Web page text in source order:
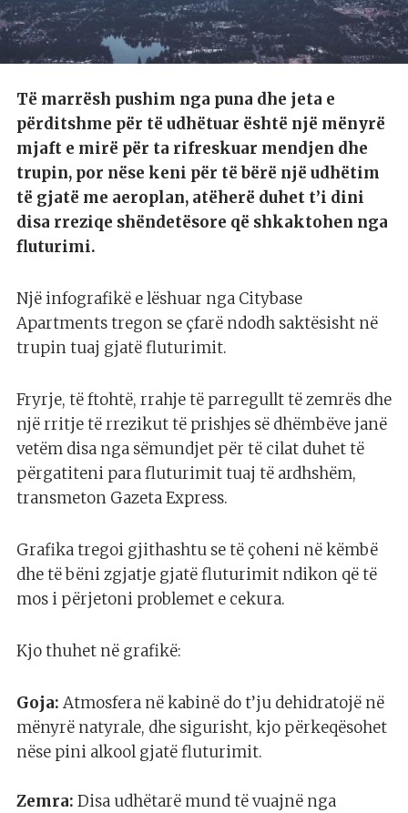
Të marrësh pushim nga puna dhe jeta e
përditshme për të udhëtuar është një mënyrë
mjaft e mirë për ta rifreskuar mendjen dhe
trupin, por nëse keni për të bërë një udhëtim
të gjatë me aeroplan, atëherë duhet t’i dini
disa rreziqe shëndetësore që shkaktohen nga
fluturimi.
Një infografikë e lëshuar nga Citybase
Apartments tregon se çfarë ndodh saktësisht në
trupin tuaj gjatë fluturimit.
Fryrje, të ftohtë, rrahje të parregullt të zemrës dhe
një rritje të rrezikut të prishjes së dhëmbëve janë
vetëm disa nga sëmundjet për të cilat duhet të
përgatiteni para fluturimit tuaj të ardhshëm,
transmeton Gazeta Express.
Grafika tregoi gjithashtu se të çoheni në këmbë
dhe të bëni zgjatje gjatë fluturimit ndikon që të
mos i përjetoni problemet e cekura.
Kjo thuhet në grafikë:
Goja: Atmosfera në kabinë do t’ju dehidratojë në
mënyrë natyrale, dhe sigurisht, kjo përkeqësohet
nëse pini alkool gjatë fluturimit.
Zemra: Disa udhëtarë mund të vuajnë nga